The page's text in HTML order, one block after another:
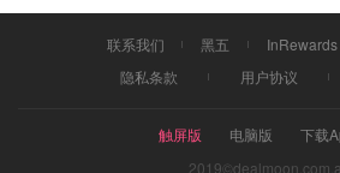
联系我们 黑五 InRewards
隐私条款
用户协议
触屏版 电脑版
下载